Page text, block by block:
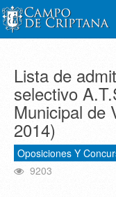
Lista de
selectivo
Municipal de
2014)
Oposiciones Y
9203